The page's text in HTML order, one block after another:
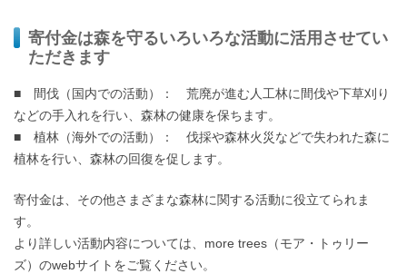
寄付金は森を守るいろいろな活動に活用させてい
ただきます
■ 間伐（国内での活動）： 荒廃が進む人工林に間伐や下草刈り
などの手入れを行い、森林の健康を保ちます。
■ 植林（海外での活動）： 伐採や森林火災などで失われた森に
植林を行い、森林の回復を促します。
寄付金は、その他さまざまな森林に関する活動に役立てられま
す。
より詳しい活動内容については、more trees（モア・トゥリー
ズ）のwebサイトをご覧ください。